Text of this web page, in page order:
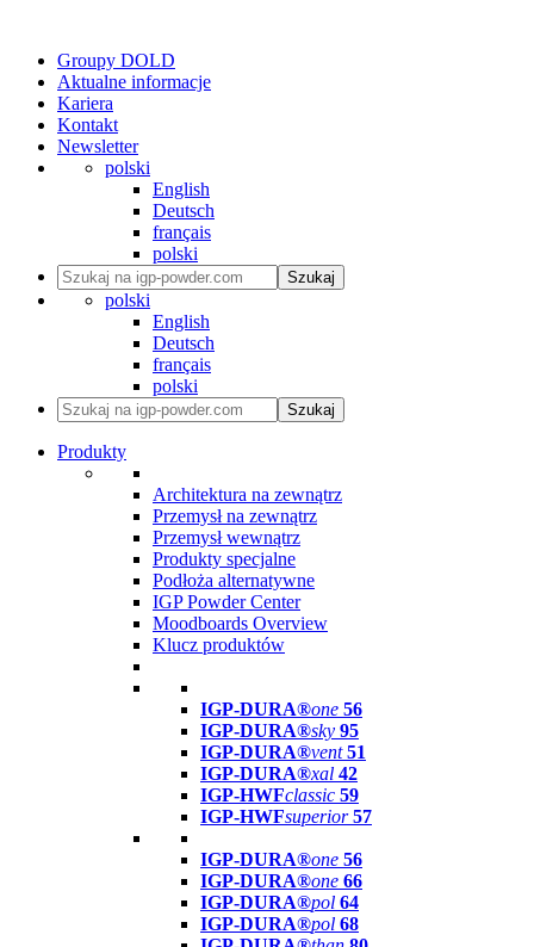
Groupy DOLD
Aktualne informacje
Kariera
Kontakt
Newsletter
polski
English
Deutsch
français
polski
Szukaj
polski
English
Deutsch
français
polski
Szukaj
Produkty
Architektura na zewnątrz
Przemysł na zewnątrz
Przemysł wewnątrz
Produkty specjalne
Podłoża alternatywne
IGP Powder Center
Moodboards Overview
Klucz produktów
IGP-DURA®one 56
IGP-DURA®sky 95
IGP-DURA®vent 51
IGP-DURA®xal 42
IGP-HWFclassic 59
IGP-HWFsuperior 57
IGP-DURA®one 56
IGP-DURA®one 66
IGP-DURA®pol 64
IGP-DURA®pol 68